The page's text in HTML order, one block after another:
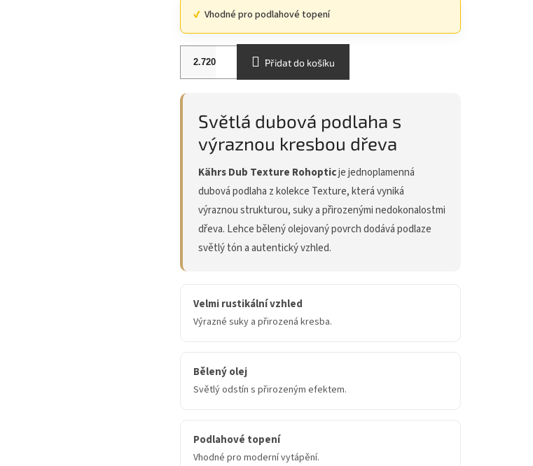
Vhodné pro podlahové topení
Přidat do košíku
Světlá dubová podlaha s
výraznou kresbou dřeva
Kährs Dub Texture Rohopticje jednoplamenná
dubová podlaha z kolekce Texture, která vyniká
výraznou strukturou, suky a přirozenými nedokonalostmi
dřeva. Lehce bělený olejovaný povrch dodává podlaze
světlý tón a autentický vzhled.
Velmi rustikální vzhled
Výrazné suky a přirozená kresba.
Bělený olej
Světlý odstín s přirozeným efektem.
Podlahové topení
Vhodné pro moderní vytápění.